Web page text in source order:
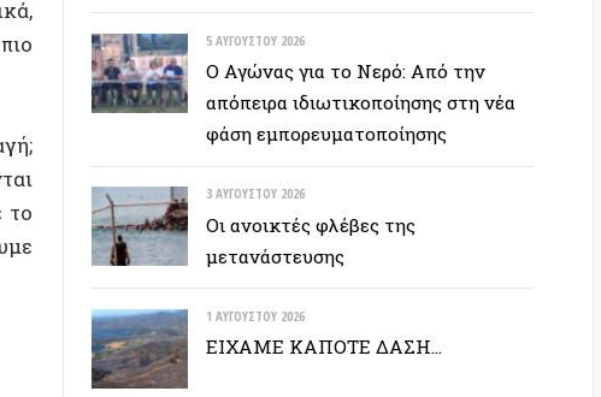
3 ΑΥΓΟΎΣΤΟΥ 2026
Οι ανοικτές φλέβες της
μετανάστευσης
1 ΑΥΓΟΎΣΤΟΥ 2026
ΕΙΧΑΜΕ ΚΑΠΟΤΕ ΔΑΣΗ…
Οδύσσεια: Ο νόστος του ενόχου
28 ΙΟΥΛΊΟΥ 2026